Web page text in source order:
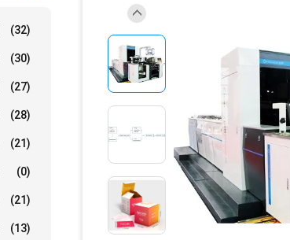
(32)
(30)
(27)
(28)
(21)
(0)
(21)
(13)